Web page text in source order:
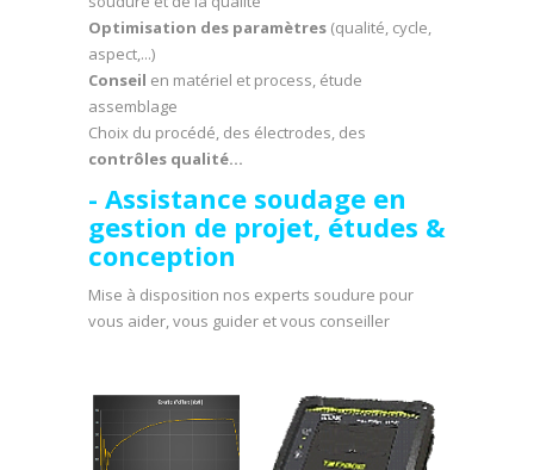
Optimisation des paramètres (qualité, cycle,
aspect,...)
Conseil en matériel et process, étude
assemblage
Choix du procédé, des électrodes, des
contrôles qualité...
- Assistance soudage en
gestion de projet, études &
conception
Mise à disposition nos experts soudure pour
vous aider, vous guider et vous conseiller